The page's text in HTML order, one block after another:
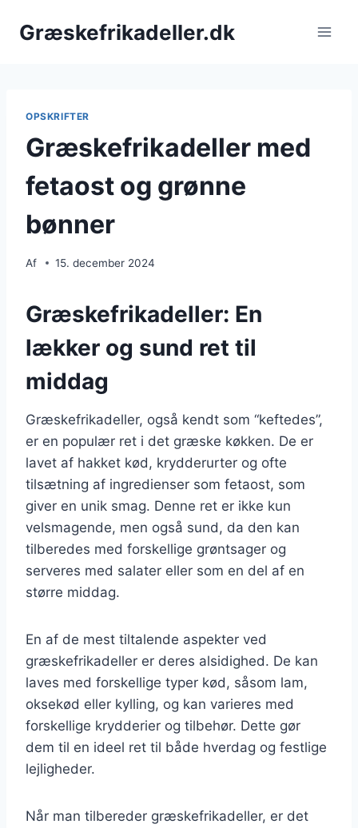
Græskefrikadeller.dk
OPSKRIFTER
Græskefrikadeller med
fetaost og grønne
bønner
Af 15. december 2024
Græskefrikadeller: En
lækker og sund ret til
middag
Græskefrikadeller, også kendt som “keftedes”,
er en populær ret i det græske køkken. De er
lavet af hakket kød, krydderurter og ofte
tilsætning af ingredienser som fetaost, som
giver en unik smag. Denne ret er ikke kun
velsmagende, men også sund, da den kan
tilberedes med forskellige grøntsager og
serveres med salater eller som en del af en
større middag.
En af de mest tiltalende aspekter ved
græskefrikadeller er deres alsidighed. De kan
laves med forskellige typer kød, såsom lam,
oksekød eller kylling, og kan varieres med
forskellige krydderier og tilbehør. Dette gør
dem til en ideel ret til både hverdag og festlige
lejligheder.
Når man tilbereder græskefrikadeller, er det